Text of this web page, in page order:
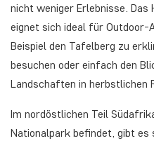
nicht weniger Erlebnisse.
eignet sich ideal für Outdoor-
Beispiel den Tafelberg zu
besuchen oder einfach den
Landschaften in herbstlichen
Im nordöstlichen Teil
Nationalpark befindet, gibt es